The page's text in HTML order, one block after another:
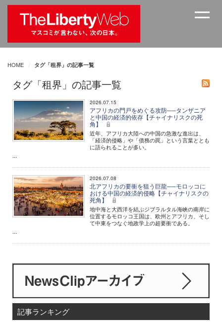
HOME タグ「租界」の記事一覧
タグ「租界」の記事一覧
2026.07.15
アフリカの門戸をめぐる攻防──タンザニア
と中国の経済的依存【チャイナリスクの死
角】
近年、アフリカ大陸への中国の急激な進出は、
「経済的侵略」や「債務の罠」という言葉ととも
に語られることが多い。
...
2026.07.08
北アフリカの要衝を狙う巨龍──モロッコに
おける中国の経済的侵略【チャイナリスクの
死角】
地中海と大西洋を結ぶジブラルタル海峡の南岸に
位置するモロッコ王国は、欧州とアフリカ、そし
て中東をつなぐ地政学上の超要衝である。
...
記事ランキング